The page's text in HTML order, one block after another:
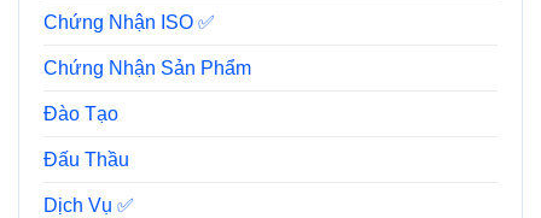
Chứng Nhận ISO ✅
Chứng Nhận Sản Phẩm
Đào Tạo
Đấu Thầu
Dịch Vụ ✅